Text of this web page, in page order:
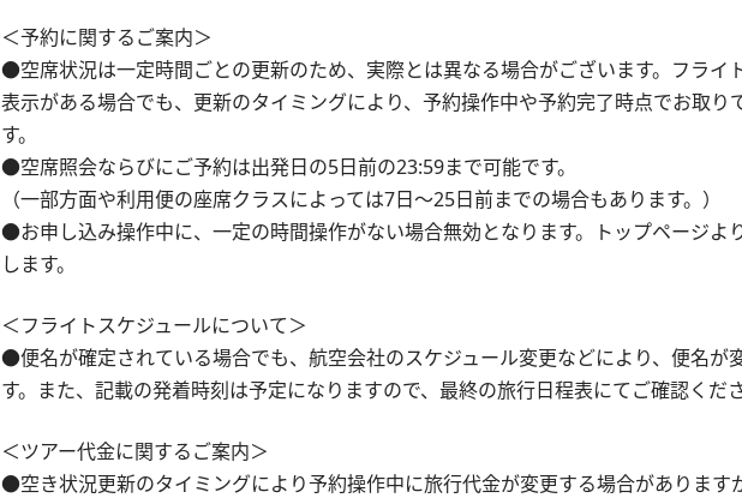
＜予約に関するご案内＞
●空席状況は一定時間ごとの更新のため、実際とは異なる場合がございます。フライ
表示がある場合でも、更新のタイミングにより、予約操作中や予約完了時点でお取り
す。
●空席照会ならびにご予約は出発日の5日前の23:59まで可能です。
（一部方面や利用便の座席クラスによっては7日～25日前までの場合もあります。）
●お申し込み操作中に、一定の時間操作がない場合無効となります。トップページよ
します。
＜フライトスケジュールについて＞
●便名が確定されている場合でも、航空会社のスケジュール変更などにより、便名が
す。また、記載の発着時刻は予定になりますので、最終の旅行日程表にてご確認くださ
＜ツアー代金に関するご案内＞
●空き状況更新のタイミングにより予約操作中に旅行代金が変更する場合があります